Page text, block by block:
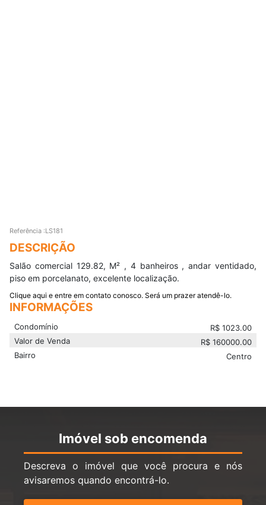
Referência :LS181
DESCRIÇÃO
Salão comercial 129.82, M² , 4 banheiros , andar ventidado,
piso em porcelanato, excelente localização.
Clique aqui e entre em contato conosco. Será um prazer atendê-lo.
INFORMAÇÕES
Condomínio R$ 1023.00
Valor de Venda
R$ 160000.00
Bairro
Centro
Imóvel sob encomenda
Descreva o imóvel que você procura e nós
avisaremos quando encontrá-lo.